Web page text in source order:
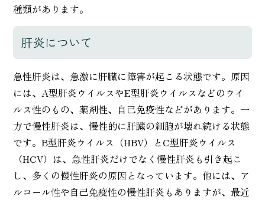
種類があります。
肝炎について
急性肝炎は、急激に肝臓に障害が起こる状態です。原因
には、A型肝炎ウイルスやE型肝炎ウイルスなどのウイ
ルス性のもの、薬剤性、自己免疫性などがあります。一
方で慢性肝炎は、慢性的に肝臓の細胞が壊れ続ける状態
です。B型肝炎ウイルス（HBV）とC型肝炎ウイルス
（HCV）は、急性肝炎だけでなく慢性肝炎も引き起こ
し、多くの慢性肝炎の原因となっています。他には、ア
ルコール性や自己免疫性の慢性肝炎もありますが、最近